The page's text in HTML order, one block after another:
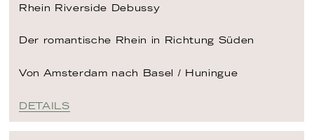
Rhein Riverside Debussy
Der romantische Rhein in Richtung Süden
Von Amsterdam nach Basel / Huningue
DETAILS